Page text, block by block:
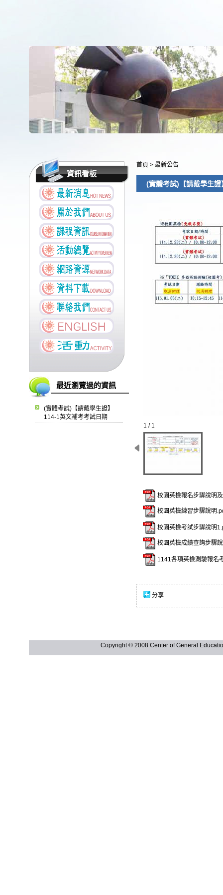
資訊看板
最近瀏覽過的資訊
(實體考試)【請戴學生證】
114-1英文補考考試日期
首頁 > 最新公告
(實體考試)【請戴學生
1 / 1
校園英檢報名步驟說明
校園英檢練習步驟說明
校園英檢考試步驟說明
校園英檢成績查詢步驟
1141各項英檢測驗報名
分享
Copyright © 2008 Center of General